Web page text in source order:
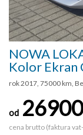
NOWA
Kolor Ekran
rok 2017, 75000 km,
od 26900
cena brutto (faktura